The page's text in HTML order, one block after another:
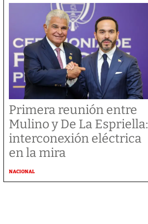
Primera reunión entre
Mulino y De La Espriella:
interconexión eléctrica
en la mira
NACIONAL